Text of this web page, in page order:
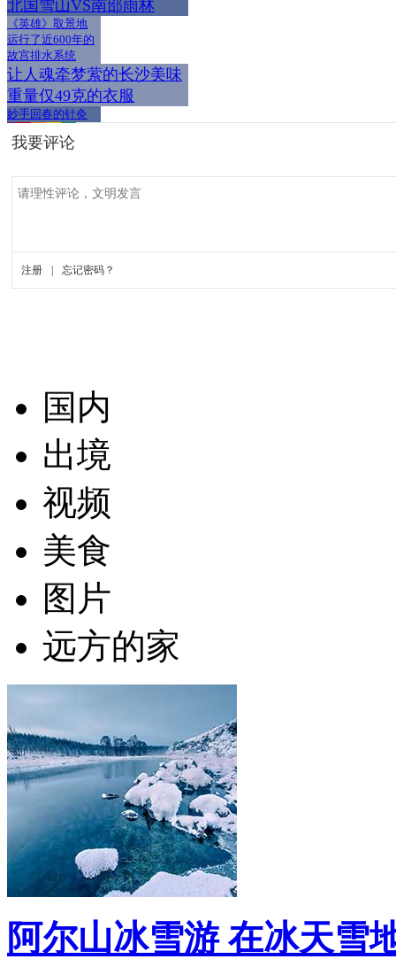
北国雪山VS南部雨林
《英雄》取景地
运行了近600年的
故宫排水系统
让人魂牵梦萦的长沙美味
重量仅49克的衣服
妙手回春的针灸
国内
出境
视频
美食
图片
远方的家
阿尔山冰雪游 在冰天雪